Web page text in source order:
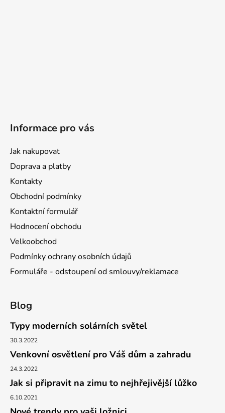
Informace pro vás
Jak nakupovat
Doprava a platby
Kontakty
Obchodní podmínky
Kontaktní formulář
Hodnocení obchodu
Velkoobchod
Podmínky ochrany osobních údajů
Formuláře - odstoupení od smlouvy/reklamace
Blog
Typy moderních solárních světel
30.3.2022
Venkovní osvětlení pro Váš dům a zahradu
24.3.2022
Jak si připravit na zimu to nejhřejivější lůžko
6.10.2021